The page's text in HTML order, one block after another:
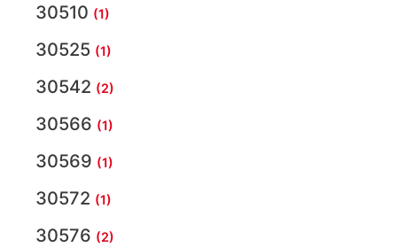
30510 (1)
30525 (1)
30542 (2)
30566 (1)
30569 (1)
30572 (1)
30576 (2)